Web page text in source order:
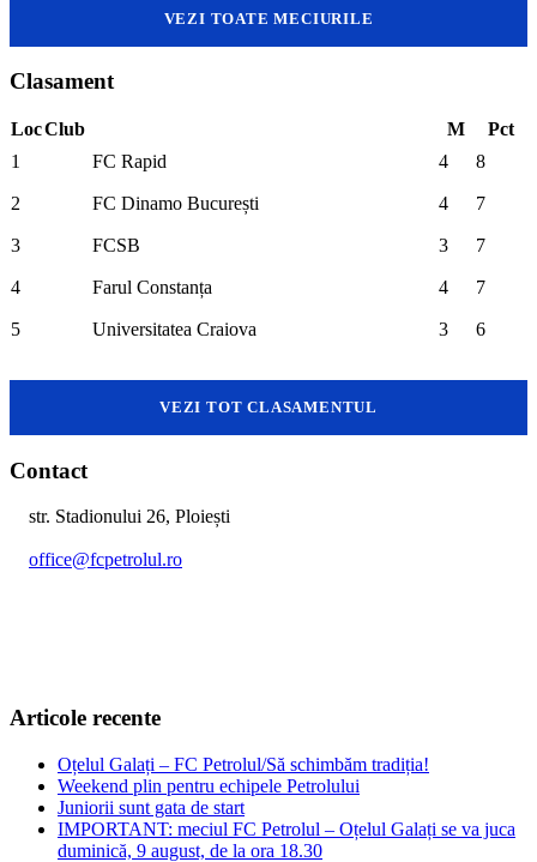
VEZI TOATE MECIURILE
Clasament
LocClub M
Pct
1
FC Rapid 4 8
2 FC Dinamo București 4 7
3 FCSB 3 7
4 Farul Constanța 4 7
5 Universitatea Craiova 3 6
VEZI TOT CLASAMENTUL
Contact
str. Stadionului 26, Ploiești
office@fcpetrolul.ro
Articole recente
Oțelul Galați – FC Petrolul/Să schimbăm tradiția!
Weekend plin pentru echipele Petrolului
Juniorii sunt gata de start
IMPORTANT: meciul FC Petrolul – Oțelul Galați se va juca
duminică, 9 august, de la ora 18.30